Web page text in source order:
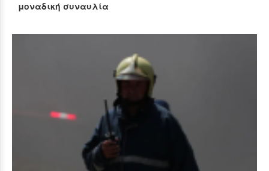
μοναδική συναυλία